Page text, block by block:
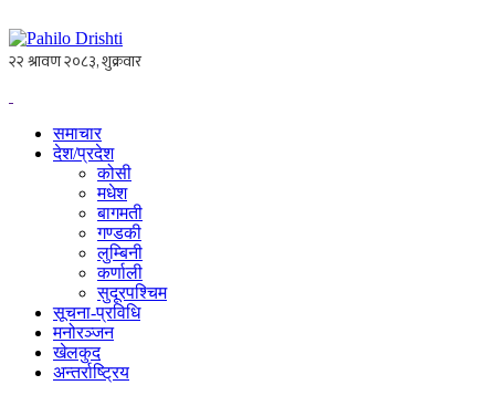
समाचार
देश/प्रदेश
कोसी
मधेश
बागमती
गण्डकी
लुम्बिनी
कर्णाली
सुदूरपश्चिम
सूचना-प्रविधि
मनोरञ्जन
खेलकुद
अन्तर्राष्ट्रिय